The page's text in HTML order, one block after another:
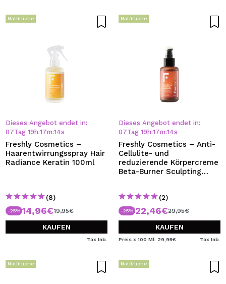
Natürliche
Dieses Angebot endet in:
07Tag 19 h:17m:13s
Freshly Cosmetics –
Haarentwirrungsspray Hair
Radiance Keratin 100ml
(8)
-25% 14,96€19,95€
KAUFEN
Tax Inb.
Natürliche
Dieses Angebot endet in:
07Tag 19 h:17m:13s
Freshly Cosmetics – Anti-
Cellulite- und
reduzierende Körpercreme
Beta-Burner Sculpting
(2)
-25% 22,46€29,95€
KAUFEN
Preis x 100 Ml: 29,95€ Tax Inb.
Natürliche Natürliche